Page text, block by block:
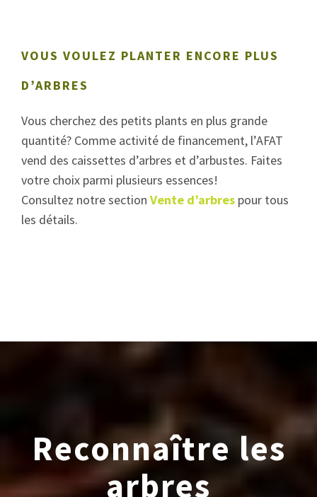
VOUS VOULEZ PLANTER ENCORE PLUS
D’ARBRES
Vous cherchez des petits plants en plus grande
quantité? Comme activité de financement, l’AFAT
vend des caissettes d’arbres et d’arbustes. Faites
votre choix parmi plusieurs essences!
Consultez notre section Vente d’arbres pour tous
les détails.
Reconnaître les
arbres